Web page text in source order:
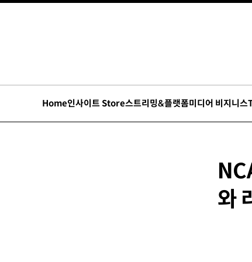
Home인사이트 Store스트리밍&플랫폼미디어 비지니스
와